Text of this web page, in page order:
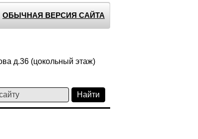
ОБЫЧНАЯ ВЕРСИЯ САЙТА
д.36 (цокольный этаж)